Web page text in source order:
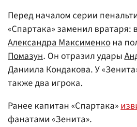
Перед началом серии
«Спартака» заменил вратаря:
Александра Максименкона
Помазун. Он отразил удары
Даниила Кондакова. У
также два игрока.
Ранее капитан «Спартака»
фанатами «Зенита».